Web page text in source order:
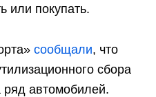
или покупать.
сообщали, что
сбора
ряд автомобилей.